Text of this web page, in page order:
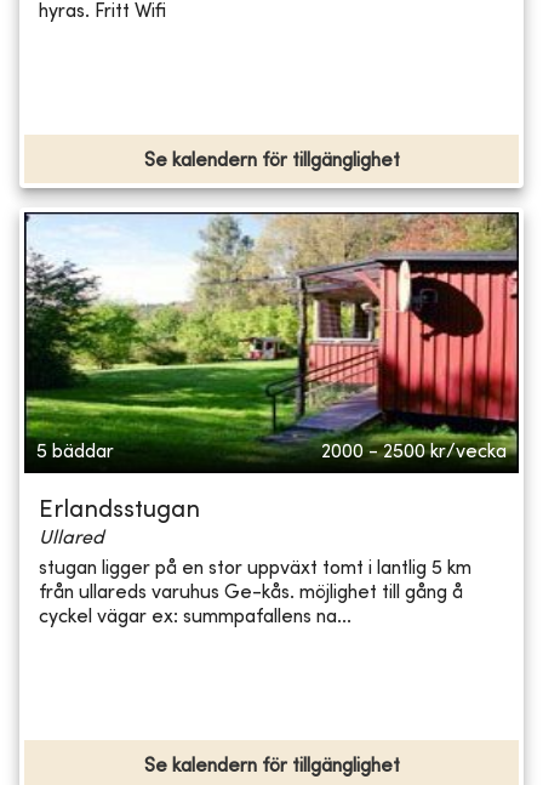
hyras. Fritt Wifi
Se kalendern för tillgänglighet
5 bäddar 2000 - 2500 kr/vecka
Erlandsstugan
Ullared
stugan ligger på en stor uppväxt tomt i lantlig 5 km
från ullareds varuhus Ge-kås. möjlighet till gång å
cyckel vägar ex: summpafallens na...
Se kalendern för tillgänglighet